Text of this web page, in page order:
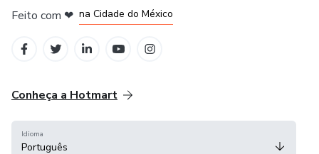
Feito com ❤ na Cidade do México
Conheça a Hotmart
Idioma
Português